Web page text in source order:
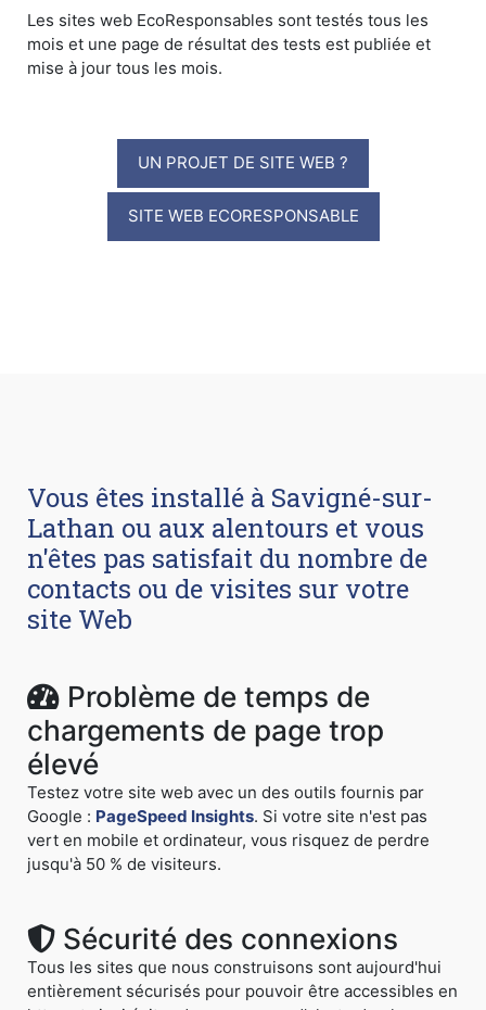
Les sites web EcoResponsables sont testés tous les
mois et une page de résultat des tests est publiée et
mise à jour tous les mois.
UN PROJET DE SITE WEB ?
SITE WEB ECORESPONSABLE
Vous êtes installé à Savigné-sur-
Lathan ou aux alentours et vous
n'êtes pas satisfait du nombre de
contacts ou de visites sur votre
site Web
Problème de temps de
chargements de page trop
élevé
Testez votre site web avec un des outils fournis par
Google : PageSpeed Insights. Si votre site n'est pas
vert en mobile et ordinateur, vous risquez de perdre
jusqu'à 50 % de visiteurs.
Sécurité des connexions
Tous les sites que nous construisons sont aujourd'hui
entièrement sécurisés pour pouvoir être accessibles en